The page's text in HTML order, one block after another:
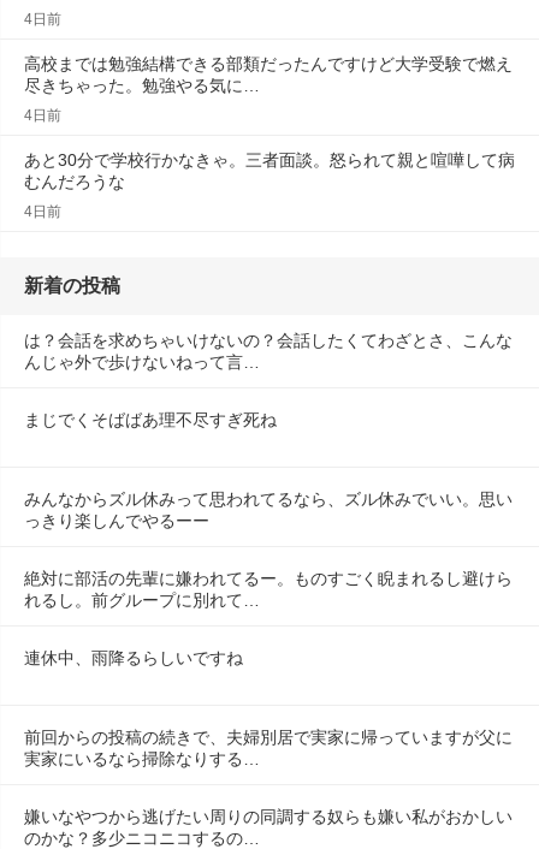
4日前
高校までは勉強結構できる部類だったんですけど大学受験で燃え
尽きちゃった。勉強やる気に…
4日前
あと30分で学校行かなきゃ。三者面談。怒られて親と喧嘩して病
むんだろうな
4日前
新着の投稿
は？会話を求めちゃいけないの？会話したくてわざとさ、こんな
んじゃ外で歩けないねって言…
まじでくそばばあ理不尽すぎ死ね
みんなからズル休みって思われてるなら、ズル休みでいい。思い
っきり楽しんでやるーー
絶対に部活の先輩に嫌われてるー。ものすごく睨まれるし避けら
れるし。前グループに別れて…
連休中、雨降るらしいですね
前回からの投稿の続きで、夫婦別居で実家に帰っていますが父に
実家にいるなら掃除なりする…
嫌いなやつから逃げたい周りの同調する奴らも嫌い私がおかしい
のかな？多少ニコニコするの…